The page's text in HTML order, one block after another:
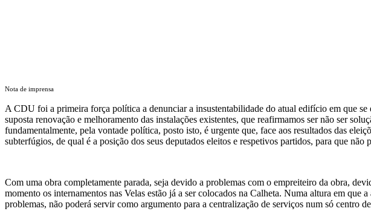
Nota de imprensa
A CDU foi a primeira força política a denunciar a insustentabilidade do atual edifício em que
suposta renovação e melhoramento das instalações existentes, que reafirmamos ser não ser
fundamentalmente, pela vontade política, posto isto, é urgente que, face aos resultados das
subterfúgios, de qual é a posição dos seus deputados eleitos e respetivos partidos, para que não
Com uma obra completamente parada, seja devido a problemas com o empreiteiro da obra,
momento os internamentos nas Velas estão já a ser colocados na Calheta. Numa altura em
problemas, não poderá servir como argumento para a centralização de serviços num só centro